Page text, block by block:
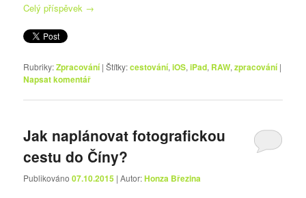
Celý příspěvek →
Rubriky:Zpracování |Štítky:cestování,iOS,iPad, RAW,zpracování |
Napsat komentář
Jak naplánovat fotografickou
cestu do Číny?
Publikováno07.10.2015 | Autor:Honza Březina